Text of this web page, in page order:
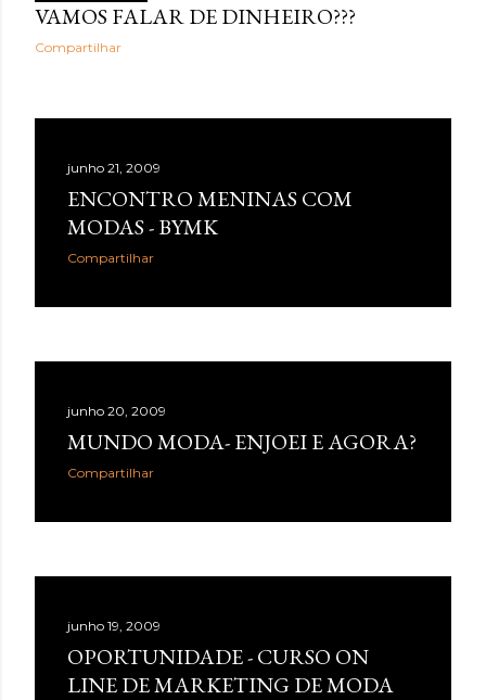
VAMOS FALAR DE DINHEIRO???
Compartilhar
junho 21, 2009
ENCONTRO MENINAS COM
MODAS - BYMK
Compartilhar
junho 20, 2009
MUNDO MODA- ENJOEI E AGORA?
Compartilhar
junho 19, 2009
OPORTUNIDADE - CURSO ON
LINE DE MARKETING DE MODA